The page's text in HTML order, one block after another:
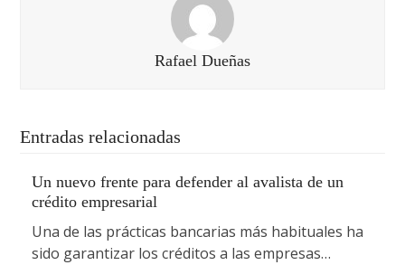
Rafael Dueñas
Entradas relacionadas
Un nuevo frente para defender al avalista de un
crédito empresarial
Una de las prácticas bancarias más habituales ha
sido garantizar los créditos a las empresas…